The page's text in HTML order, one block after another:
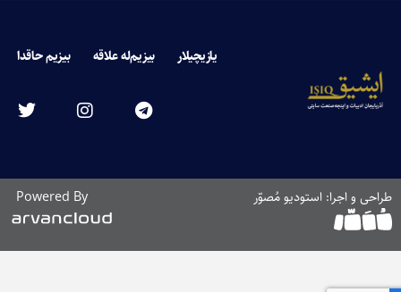
یازیچیلار بیزیم‌له علاقه بیزیم حاقدا
و اجرا: استودیو مُصوّر Powered By